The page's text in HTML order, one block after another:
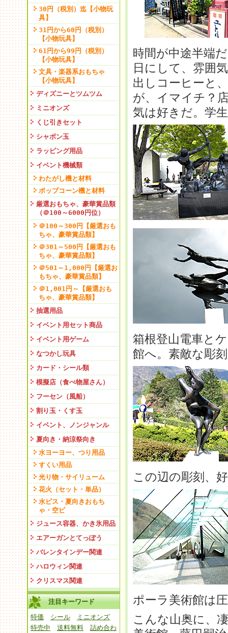
30円（税別）迄【小物玩
具】
31円から60円（税別）
【小物玩具】
61円から99円（税別）
【小物玩具】
文具・楽器系おもちゃ
【小物玩具】
ディズニーとツムツム
ミニオンズ
くじ引きセット
シャボン玉
ラッピング用品
イベント機械類
わたがし機と材料
ポップコーン機と材料
厳選おもちゃ、豪華賞品類
（＠100～6000円位）
＠100～300円【厳選おも
ちゃ、豪華賞品類】
＠301～500円【厳選おも
ちゃ、豪華賞品類】
＠501～1,000円【厳選お
もちゃ、豪華賞品類】
＠1,001円～【厳選おも
ちゃ、豪華賞品類】
抽選用品
イベント用セット商品
イベント用ゲーム
なつかし玩具
カード・シール類
模擬店（食べ物屋さん）
フーセン（風船）
割り玉・くす玉
イベント、ノンジャンル
夏向き・納涼祭向き
水ヨーヨー、つり用品
すくい用品
光り物・サイリューム
花火（セット・単品）
水ピス・夏向きおもち
ゃ・空ビ
ジュース容器、かき氷用品
エアーガンとてっぽう
バレンタインデー関連
ハロウィン関連
クリスマス関連
注目キーワード
特価
シール
ミニオンズ
特売中
送料無料
詰め合わ
時間が中途半端
日にして、雰囲
出しコーヒーと
が、イマイチ？
気は好きだ。学
箱根登山電車と
館へ。素敵な彫
この辺の彫刻、
ポーラ美術館は
こんな山奥に、